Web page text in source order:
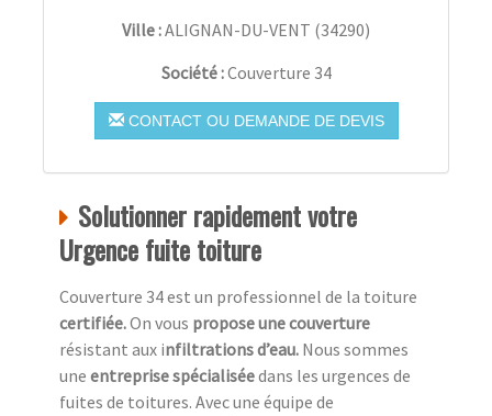
Ville :ALIGNAN-DU-VENT (34290)
Société :Couverture 34
CONTACT OU DEMANDE DE DEVIS
Solutionner rapidement votre
Urgence fuite toiture
Couverture 34 est un professionnel de la toiture
certifiée.On vous propose une couverture
résistant aux infiltrations d’eau. Nous sommes
une entreprise spécialiséedans les urgences de
fuites de toitures. Avec une équipe de